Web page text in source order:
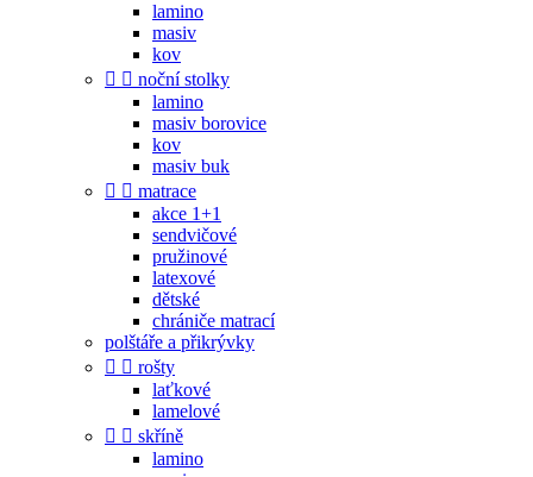
lamino
masiv
kov
  noční stolky
lamino
masiv borovice
kov
masiv buk
  matrace
akce 1+1
sendvičové
pružinové
latexové
dětské
chrániče matrací
polštáře a přikrývky
  rošty
laťkové
lamelové
  skříně
lamino